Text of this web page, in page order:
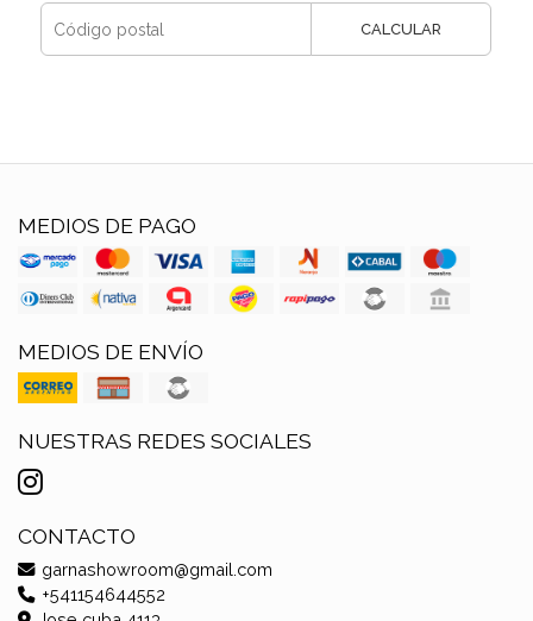
CALCULAR
MEDIOS DE PAGO
MEDIOS DE ENVÍO
NUESTRAS REDES SOCIALES
CONTACTO
garnashowroom@gmail.com
+541154644552